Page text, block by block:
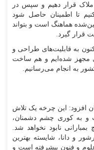
قرار دهیم و سپس در
تا اطمینان حاصل شود
هماهنگ است و بتواند
قرار گیرد.
به قابلیت‌های طراحی و
مجهز شده‌ایم و هم ساخت
به انجام می‌رسانیم.
افزود: این چرخه یک تلاش
و به کوری چشم دشمنان،
نابود نخواهد شد.
و دانا، شایسته بهترین
و فنون پیشرفته است و